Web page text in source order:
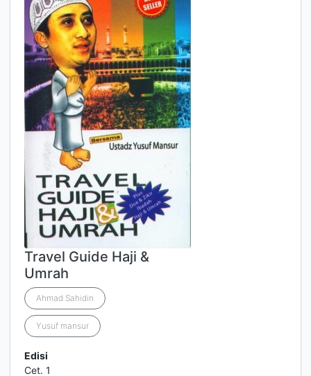
Travel Guide Haji &
Umrah
Ahmad Sahidin
Yusuf mansur
Edisi
Cet. 1